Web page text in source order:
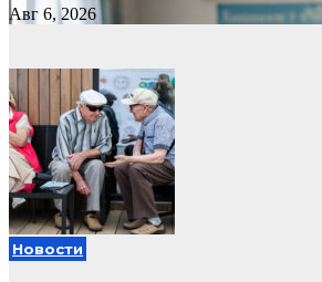
Авг 6, 2026
Новости